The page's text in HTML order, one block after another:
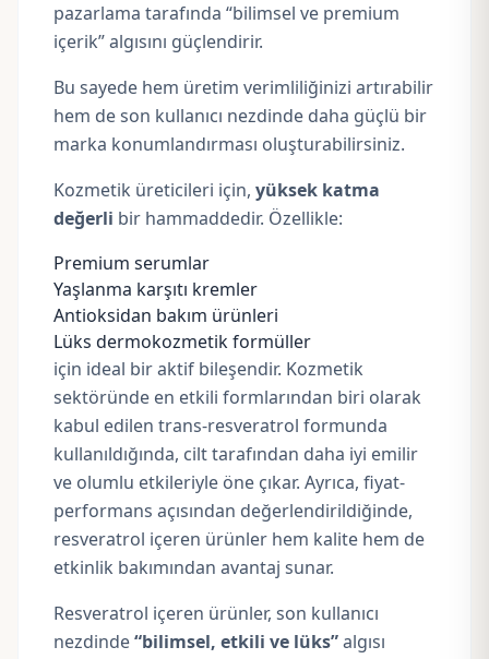
pazarlama tarafında “bilimsel ve premium
içerik” algısını güçlendirir.
Bu sayede hem üretim verimliliğinizi artırabilir
hem de son kullanıcı nezdinde daha güçlü bir
marka konumlandırması oluşturabilirsiniz.
Kozmetik üreticileri için, yüksek katma
değerli bir hammaddedir. Özellikle:
Premium serumlar
Yaşlanma karşıtı kremler
Antioksidan bakım ürünleri
Lüks dermokozmetik formüller
için ideal bir aktif bileşendir. Kozmetik
sektöründe en etkili formlarından biri olarak
kabul edilen trans-resveratrol formunda
kullanıldığında, cilt tarafından daha iyi emilir
ve olumlu etkileriyle öne çıkar. Ayrıca, fiyat-
performans açısından değerlendirildiğinde,
resveratrol içeren ürünler hem kalite hem de
etkinlik bakımından avantaj sunar.
Resveratrol içeren ürünler, son kullanıcı
nezdinde“bilimsel, etkili ve lüks”algısı